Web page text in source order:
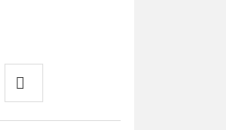
Do